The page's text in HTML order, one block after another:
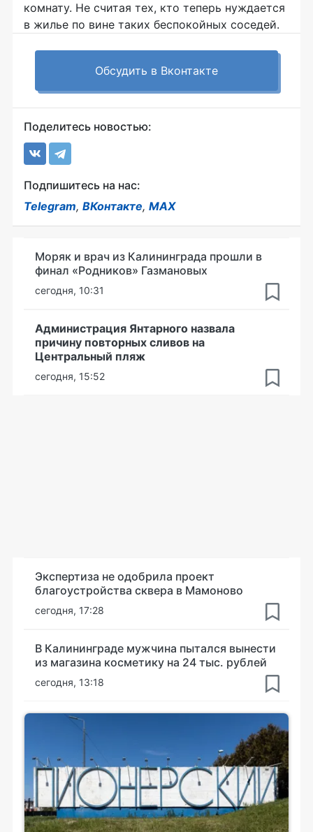
комнату. Не считая тех, кто теперь нуждается
в жилье по вине таких беспокойных соседей.
Обсудить в Вконтакте
Поделитесь новостью:
Подпишитесь на нас:
Telegram, ВКонтакте, MAX
Моряк и врач из Калининграда прошли в
финал «Родников» Газмановых
сегодня, 10:31
Администрация Янтарного назвала
причину повторных сливов на
Центральный пляж
сегодня, 15:52
Экспертиза не одобрила проект
благоустройства сквера в Мамоново
сегодня, 17:28
В Калининграде мужчина пытался вынести
из магазина косметику на 24 тыс. рублей
сегодня, 13:18